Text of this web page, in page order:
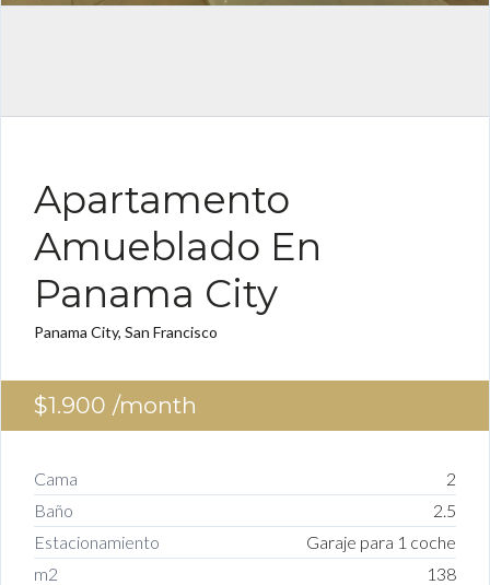
Apartamento
Amueblado En
Panama City
Panama City, San Francisco
$1.900 /month
Cama
2
Baño
2.5
Estacionamiento
Garaje para 1 coche
m2
138